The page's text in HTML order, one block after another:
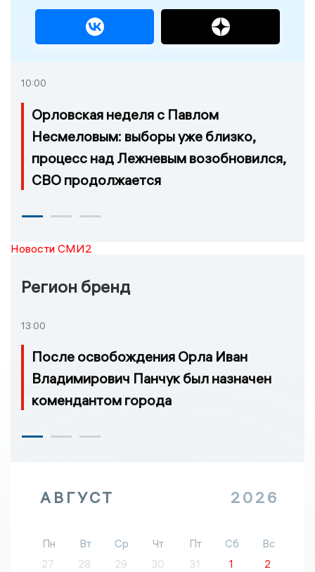
10:00
Орловская неделя с Павлом
Несмеловым: выборы уже близко,
процесс над Лежневым возобновился,
СВО продолжается
Новости СМИ2
Регион бренд
13:00
После освобождения Орла Иван
Владимирович Панчук был назначен
комендантом города
АВГУСТ 2026
Пн Вт Ср Чт Пт Сб
Вс
27
28 29 30 31 1
2